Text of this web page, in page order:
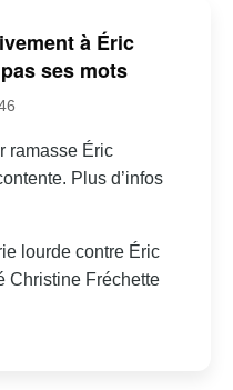
à Éric
ses mots
ramasse Éric
Plus d’infos
lourde contre Éric
Christine Fréchette